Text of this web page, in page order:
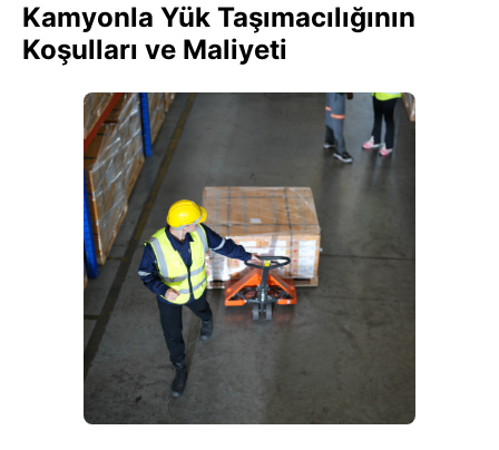
Kamyonla Yük Taşımacılığının
Koşulları ve Maliyeti